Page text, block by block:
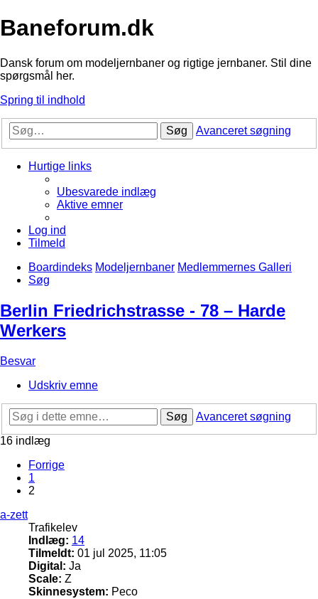
Baneforum.dk
Dansk forum om modeljernbaner og rigtige jernbaner. Stil dine
spørgsmål her.
Spring til indhold
Søg Avanceret søgning
Hurtige links
Ubesvarede indlæg
Aktive emner
Log ind
Tilmeld
Boardindeks Modeljernbaner Medlemmernes Galleri
Søg
Berlin Friedrichstrasse - 78 – Harde
Werkers
Besvar
Udskriv emne
Søg
Avanceret søgning
16 indlæg
Forrige
1
2
a-zett
Trafikelev
Indlæg: 14
Tilmeldt: 01 jul 2025, 11:05
Digital: Ja
Scale: Z
Skinnesystem: Peco